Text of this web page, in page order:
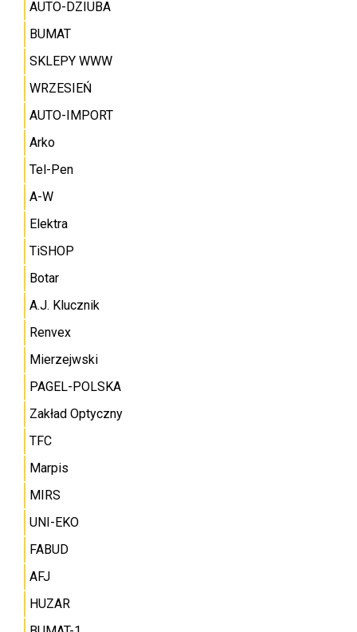
AUTO-DZIUBA
BUMAT
SKLEPY WWW
WRZESIEŃ
AUTO-IMPORT
Arko
Tel-Pen
A-W
Elektra
TiSHOP
Botar
A.J. Klucznik
Renvex
Mierzejwski
PAGEL-POLSKA
Zakład Optyczny
TFC
Marpis
MIRS
UNI-EKO
FABUD
AFJ
HUZAR